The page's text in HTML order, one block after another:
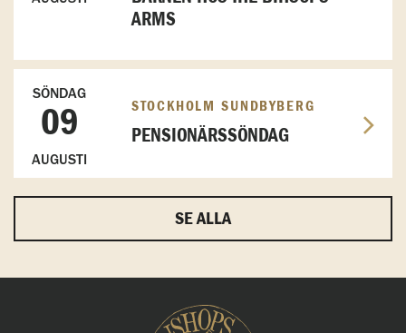
ARMS
SÖNDAG
09
AUGUSTI
STOCKHOLM SUNDBYBERG
PENSIONÄRSSÖNDAG
SE ALLA